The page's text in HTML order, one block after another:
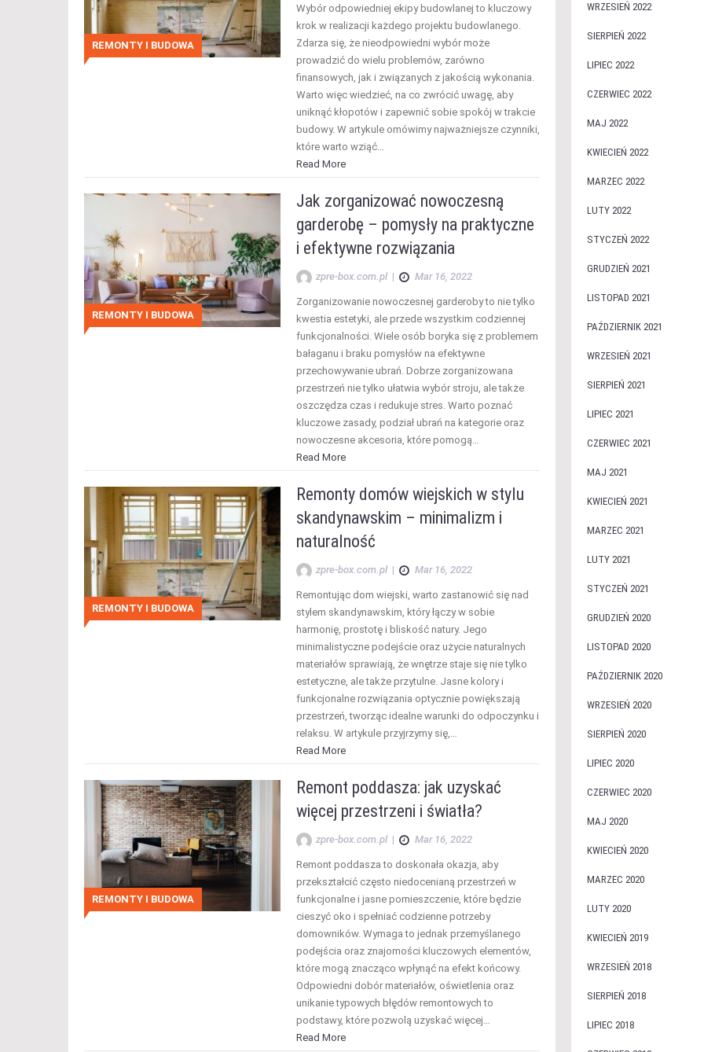
REMONTY I BUDOWA
Wybór odpowiedniej ekipy budowlanej to kluczowy
krok w realizacji każdego projektu budowlanego.
Zdarza się, że nieodpowiedni wybór może
prowadzić do wielu problemów, zarówno
finansowych, jak i związanych z jakością wykonania.
Warto więc wiedzieć, na co zwrócić uwagę, aby
uniknąć kłopotów i zapewnić sobie spokój w trakcie
budowy. W artykule omówimy najważniejsze czynniki,
które warto wziąć…
Read More
REMONTY I BUDOWA
Jak zorganizować nowoczesną
garderobę – pomysły na praktyczne
i efektywne rozwiązania
zpre-box.com.pl | Mar 16, 2022
Zorganizowanie nowoczesnej garderoby to nie tylko
kwestia estetyki, ale przede wszystkim codziennej
funkcjonalności. Wiele osób boryka się z problemem
bałaganu i braku pomysłów na efektywne
przechowywanie ubrań. Dobrze zorganizowana
przestrzeń nie tylko ułatwia wybór stroju, ale także
oszczędza czas i redukuje stres. Warto poznać
kluczowe zasady, podział ubrań na kategorie oraz
nowoczesne akcesoria, które pomogą…
Read More
REMONTY I BUDOWA
Remonty domów wiejskich w stylu
skandynawskim – minimalizm i
naturalność
zpre-box.com.pl | Mar 16, 2022
Remontując dom wiejski, warto zastanowić się nad
stylem skandynawskim, który łączy w sobie
harmonię, prostotę i bliskość natury. Jego
minimalistyczne podejście oraz użycie naturalnych
materiałów sprawiają, że wnętrze staje się nie tylko
estetyczne, ale także przytulne. Jasne kolory i
funkcjonalne rozwiązania optycznie powiększają
przestrzeń, tworząc idealne warunki do odpoczynku i
relaksu. W artykule przyjrzymy się,…
Read More
REMONTY I BUDOWA
Remont poddasza: jak uzyskać
więcej przestrzeni i światła?
zpre-box.com.pl | Mar 16, 2022
Remont poddasza to doskonała okazja, aby
przekształcić często niedocenianą przestrzeń w
funkcjonalne i jasne pomieszczenie, które będzie
cieszyć oko i spełniać codzienne potrzeby
domowników. Wymaga to jednak przemyślanego
podejścia oraz znajomości kluczowych elementów,
które mogą znacząco wpłynąć na efekt końcowy.
Odpowiedni dobór materiałów, oświetlenia oraz
unikanie typowych błędów remontowych to
podstawy, które pozwolą uzyskać więcej…
Read More
WRZESIEŃ 2022
SIERPIEŃ 2022
LIPIEC 2022
CZERWIEC 2022
MAJ 2022
KWIECIEŃ 2022
MARZEC 2022
LUTY 2022
STYCZEŃ 2022
GRUDZIEŃ 2021
LISTOPAD 2021
PAŹDZIERNIK 2021
WRZESIEŃ 2021
SIERPIEŃ 2021
LIPIEC 2021
CZERWIEC 2021
MAJ 2021
KWIECIEŃ 2021
MARZEC 2021
LUTY 2021
STYCZEŃ 2021
GRUDZIEŃ 2020
LISTOPAD 2020
PAŹDZIERNIK 2020
WRZESIEŃ 2020
SIERPIEŃ 2020
LIPIEC 2020
CZERWIEC 2020
MAJ 2020
KWIECIEŃ 2020
MARZEC 2020
LUTY 2020
KWIECIEŃ 2019
WRZESIEŃ 2018
SIERPIEŃ 2018
LIPIEC 2018